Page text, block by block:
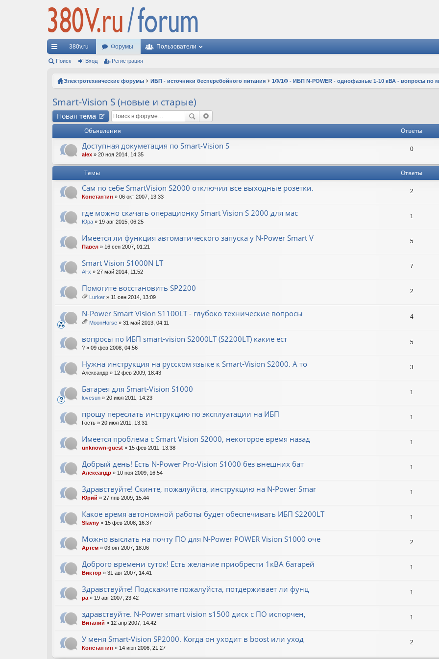
с
и
380v.ru Форумы Пользователи
Поиск Вход Регистрация
Электротехнические форумы ИБП - источники бесперебойного питания 1Ф/1Ф - ИБП N-POWER - однофазные 1-10 кВА - вопросы по
Smart-Vision S (новые и старые)
Новая тема
Объявления Ответы
Доступная докуметация по Smart-Vision S
alex » 20 ноя 2014, 14:35
0
Темы Ответы
Сам по себе SmartVision S2000 отключил все выходные розетки.
Константин » 06 окт 2007, 13:33
2
где можно скачать операционку Smart Vision S 2000 для мас
Юра » 19 авг 2015, 06:25
1
Имеется ли функция автоматического запуска у N-Power Smart V
Павел » 16 сен 2007, 01:21
5
Smart Vision S1000N LT
Al-x » 27 май 2014, 11:52
7
Помогите восстановить SP2200
ло
ж
ен
ия
Lurker » 11 сен 2014, 13:09
2
N-Power Smart Vision S1100LT - глубоко технические вопросы
ло
ж
ия
MoonHorse » 31 май 2013, 04:11
4
вопросы по ИБП smart-vision S2000LT (S2200LT) какие ест
? » 09 фев 2008, 04:56
5
Нужна инструкция на русском языке к Smart-Vision S2000. А то
Александр » 12 фев 2009, 18:43
3
Батарея для Smart-Vision S1000
lovesun » 20 июл 2011, 14:23
1
прошу переслать инструкцию по эксплуатации на ИБП
Гость » 20 июл 2011, 13:31
1
Имеется проблема с Smart Vision S2000, некоторое время назад
unknown-guest » 15 фев 2011, 13:38
1
Добрый день! Есть N-Power Pro-Vision S1000 без внешних бат
Александр » 10 ноя 2009, 16:54
1
Здравствуйте! Скинте, пожалуйста, инструкцию на N-Power Smar
Юрий » 27 янв 2009, 15:44
1
Какое время автономной работы будет обеспечивать ИБП S2200LT
Slavny » 15 фев 2008, 16:37
1
Можно выслать на почту ПО для N-Power POWER Vision S1000 оче
Артём » 03 окт 2007, 18:06
2
Доброго времени суток! Есть желание приобрести 1кВА батарей
Виктор » 31 авг 2007, 14:41
1
Здравствуйте! Подскажите пожалуйста, потдерживает ли фунц
pa » 19 авг 2007, 23:42
1
здравствуйте. N-Power smart vision s1500 диск с ПО испорчен,
Виталий » 12 апр 2007, 14:42
1
У меня Smart-Vision SP2000. Когда он уходит в boost или уход
Константин » 14 июн 2006, 21:27
2